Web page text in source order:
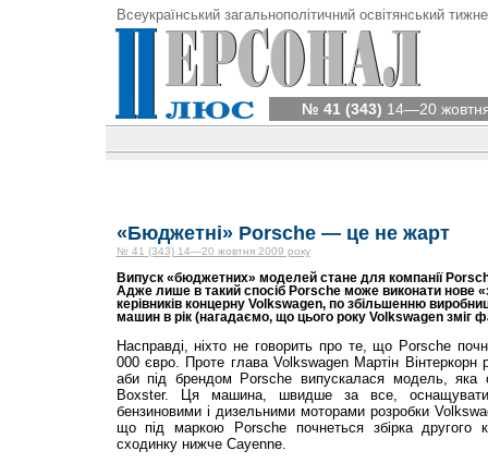
Всеукраїнський загальнополітичний освітянський
№ 41 (343) 14—20
«Бюджетні» Porsche — це не жарт
№ 41 (343) 14—20 жовтня 2009 року
Випуск «бюджетних» моделей стане для компанії
Адже лише в такий спосіб Porsche може виконати нове
керівників концерну Volks­wagen, по збільшенню
машин в рік (нагадаємо, що цього року Volkswagen зміг
На­справді, ніхто не говорить про те, що Porsche
000 євро. Проте глава Volkswagen Мар­тін
аби під брендом Porsche випускалася модель, яка
Boxster. Ця машина, швидше за все,
бензиновими і дизельними моторами розробки
що під маркою Porsche почнеться збірка другого
сходинку нижче Cayenne.